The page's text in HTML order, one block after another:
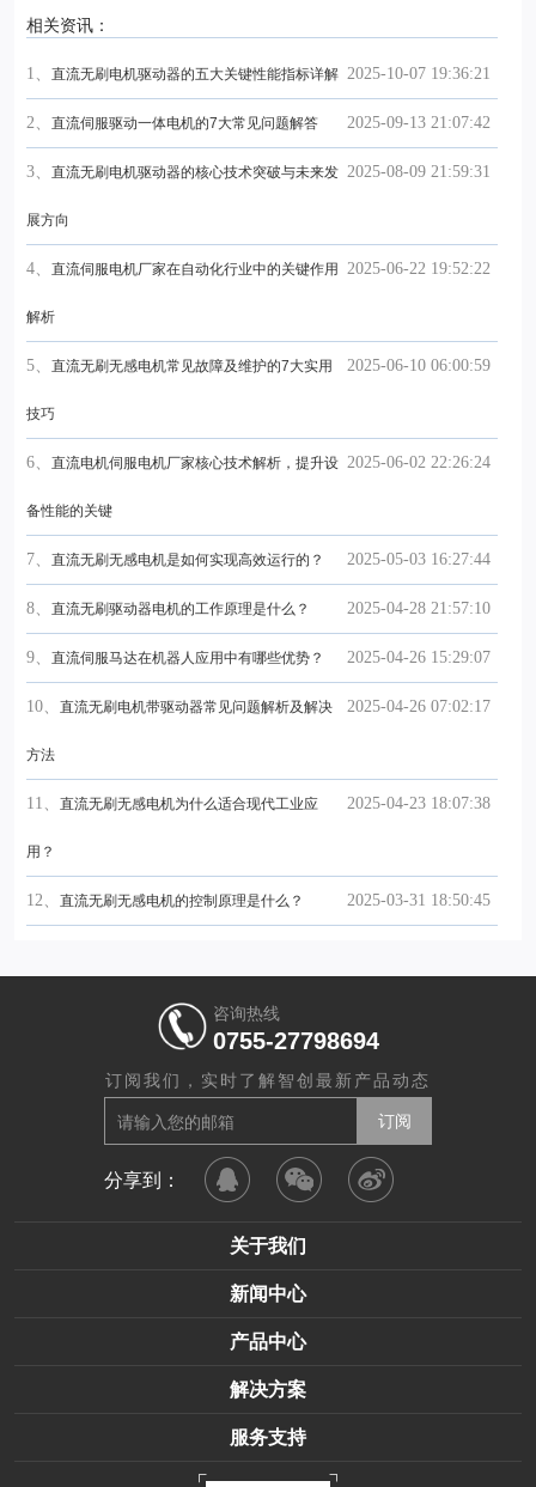
相关资讯：
2025-10-07 19:36:21
1、 直流无刷电机驱动器的五大关键性能指标详解
2025-09-13 21:07:42
2、 直流伺服驱动一体电机的7大常见问题解答
2025-08-09 21:59:31
3、 直流无刷电机驱动器的核心技术突破与未来发
展方向
2025-06-22 19:52:22
4、 直流伺服电机厂家在自动化行业中的关键作用
解析
2025-06-10 06:00:59
5、 直流无刷无感电机常见故障及维护的7大实用
技巧
2025-06-02 22:26:24
6、 直流电机伺服电机厂家核心技术解析，提升设
备性能的关键
2025-05-03 16:27:44
7、 直流无刷无感电机是如何实现高效运行的？
2025-04-28 21:57:10
8、 直流无刷驱动器电机的工作原理是什么？
2025-04-26 15:29:07
9、 直流伺服马达在机器人应用中有哪些优势？
2025-04-26 07:02:17
10、 直流无刷电机带驱动器常见问题解析及解决
方法
2025-04-23 18:07:38
11、 直流无刷无感电机为什么适合现代工业应
用？
2025-03-31 18:50:45
12、 直流无刷无感电机的控制原理是什么？
咨询热线
0755-27798694
订阅我们，实时了解智创最新产品动态
分享到：
关于我们
新闻中心
产品中心
解决方案
服务支持